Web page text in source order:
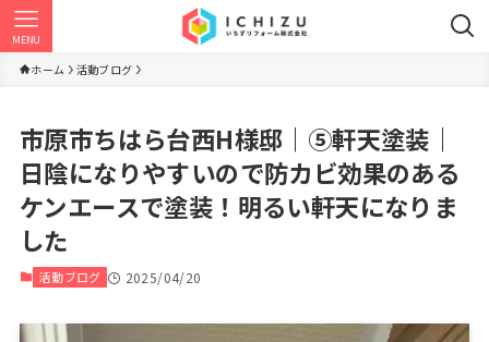
MENU
ホーム 活動ブログ
市原市ちはら台西H様邸｜⑤軒天塗装｜
日陰になりやすいので防カビ効果のある
ケンエースで塗装！明るい軒天になりま
した
活動ブログ 2025/04/20